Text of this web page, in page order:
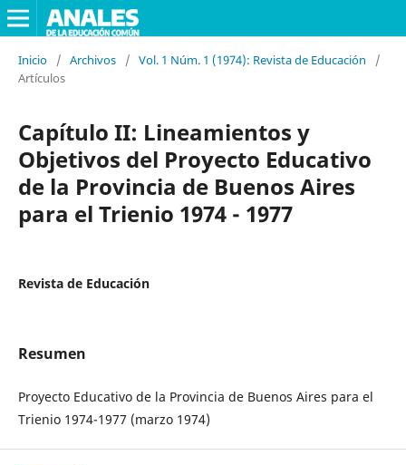
Inicio / Archivos / Vol. 1 Núm. 1 (1974): Revista de Educación
/
Artículos
Capítulo II: Lineamientos y
Objetivos del Proyecto Educativo
de la Provincia de Buenos Aires
para el Trienio 1974 - 1977
Revista de Educación
Resumen
Proyecto Educativo de la Provincia de Buenos Aires para el
Trienio 1974-1977 (marzo 1974)